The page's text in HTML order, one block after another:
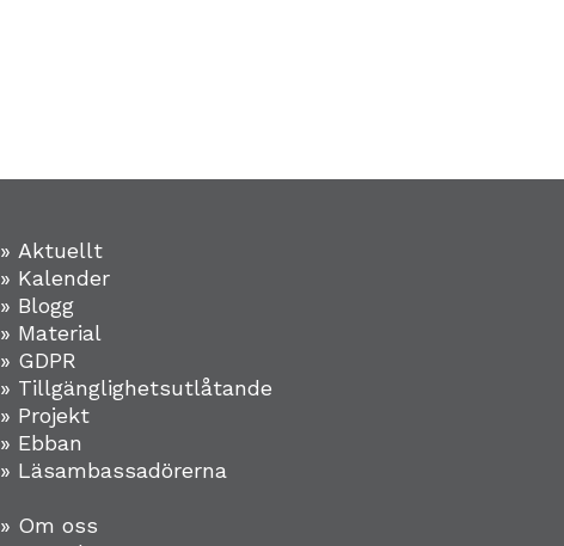
» Aktuellt
» Kalender
» Blogg
» Material
» GDPR
» Tillgänglighetsutlåtande
» Projekt
» Ebban
» Läsambassadörerna
» Om oss